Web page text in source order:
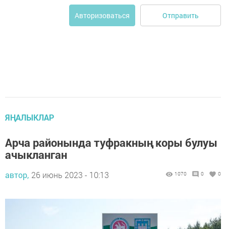
Авторизоваться Отправить
ЯҢАЛЫКЛАР
Арча районында туфракның коры булуы
ачыкланган
автор, 26 июнь 2023 - 10:13 1070 0 0